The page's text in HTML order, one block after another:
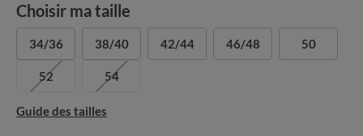
Choisir ma taille
34/36 38/40 42/44 46/48 50
52 54
Guide des tailles